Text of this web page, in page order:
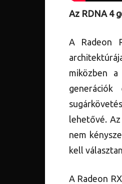
Az RDNA 4
A Radeon
miközben
lehetővé.
nem
kell
A Radeon